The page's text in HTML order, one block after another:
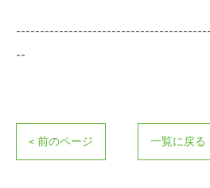
--
< 前のページ 一覧に戻る